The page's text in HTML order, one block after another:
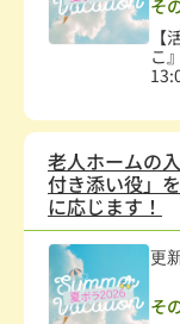
そ
こ
老人ホームの
付き添い役」
に応じます！
更
そ